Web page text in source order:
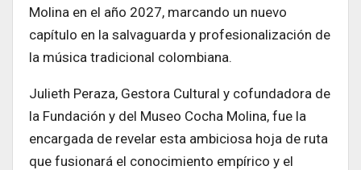
Molina en el año 2027, marcando un nuevo
capítulo en la salvaguarda y profesionalización de
la música tradicional colombiana.
Julieth Peraza, Gestora Cultural y cofundadora de
la Fundación y del Museo Cocha Molina, fue la
encargada de revelar esta ambiciosa hoja de ruta
que fusionará el conocimiento empírico y el